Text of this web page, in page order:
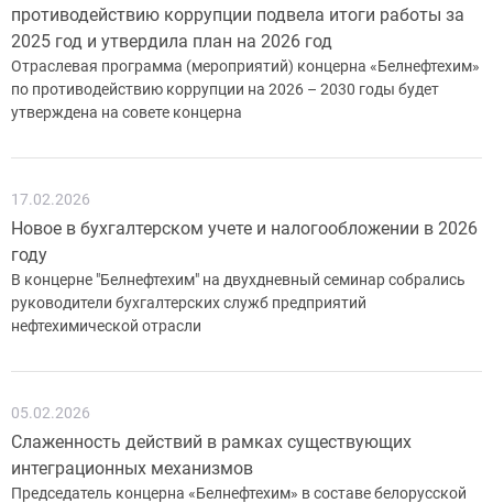
противодействию коррупции подвела итоги работы за
2025 год и утвердила план на 2026 год
Отраслевая программа (мероприятий) концерна «Белнефтехим»
по противодействию коррупции на 2026 – 2030 годы будет
утверждена на совете концерна
17.02.2026
Новое в бухгалтерском учете и налогообложении в 2026
году
В концерне "Белнефтехим" на двухдневный семинар собрались
руководители бухгалтерских служб предприятий
нефтехимической отрасли
05.02.2026
Слаженность действий в рамках существующих
интеграционных механизмов
Председатель концерна «Белнефтехим» в составе белорусской